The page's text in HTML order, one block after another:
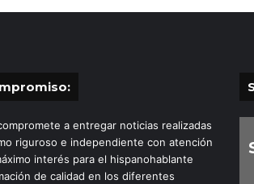
a entregar noticias realizadas
riguroso e independiente con atención
interés para el hispanohablante
de calidad en los diferentes